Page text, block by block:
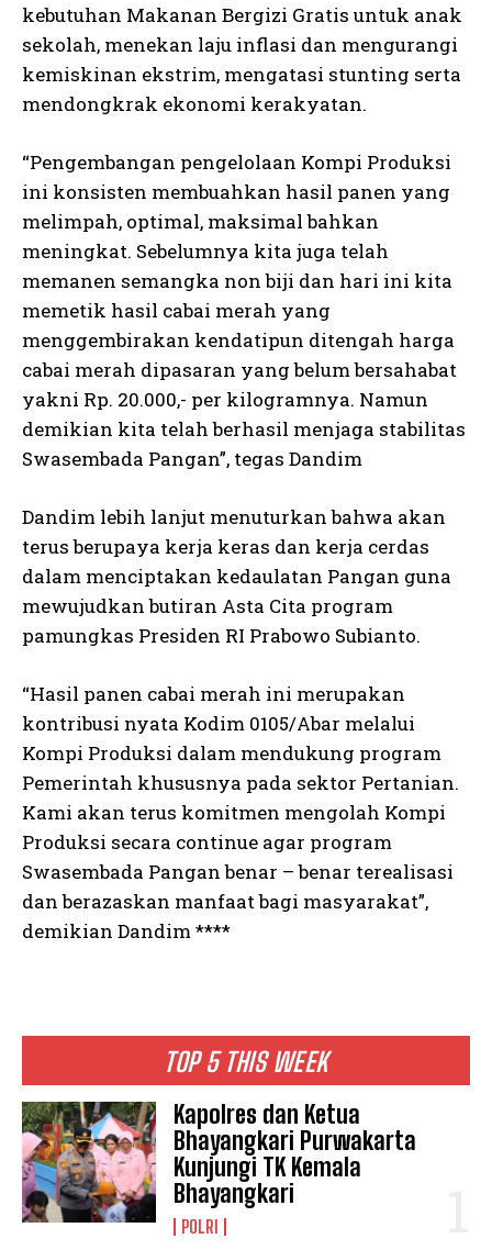
TOP 5 THIS WEEK
Kapolres dan Ketua
Bhayangkari Purwakarta
Kunjungi TK Kemala
Bhayangkari
POLRI
kebutuhan Makanan Bergizi Gratis untuk anak
sekolah, menekan laju inflasi dan mengurangi
kemiskinan ekstrim, mengatasi stunting serta
mendongkrak ekonomi kerakyatan.
“Pengembangan pengelolaan Kompi Produksi
ini konsisten membuahkan hasil panen yang
melimpah, optimal, maksimal bahkan
meningkat. Sebelumnya kita juga telah
memanen semangka non biji dan hari ini kita
memetik hasil cabai merah yang
menggembirakan kendatipun ditengah harga
cabai merah dipasaran yang belum bersahabat
yakni Rp. 20.000,- per kilogramnya. Namun
demikian kita telah berhasil menjaga stabilitas
Swasembada Pangan”, tegas Dandim
Dandim lebih lanjut menuturkan bahwa akan
terus berupaya kerja keras dan kerja cerdas
dalam menciptakan kedaulatan Pangan guna
mewujudkan butiran Asta Cita program
pamungkas Presiden RI Prabowo Subianto.
“Hasil panen cabai merah ini merupakan
kontribusi nyata Kodim 0105/Abar melalui
Kompi Produksi dalam mendukung program
Pemerintah khususnya pada sektor Pertanian.
Kami akan terus komitmen mengolah Kompi
Produksi secara continue agar program
Swasembada Pangan benar – benar terealisasi
dan berazaskan manfaat bagi masyarakat”,
demikian Dandim ****